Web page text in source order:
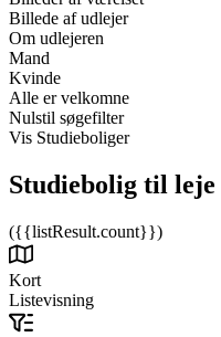
Billede af udlejer
Om udlejeren
Mand
Kvinde
Alle er velkomne
Nulstil søgefilter
Vis Studieboliger
Studiebolig til leje
({{listResult.count}})
Kort
Listevisning